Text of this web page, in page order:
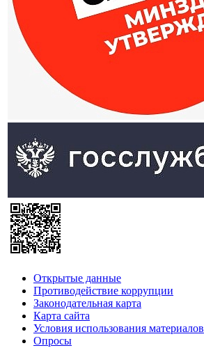
Открытые данные
Противодействие коррупции
Законодательная карта
Карта сайта
Условия использования материалов
Опросы